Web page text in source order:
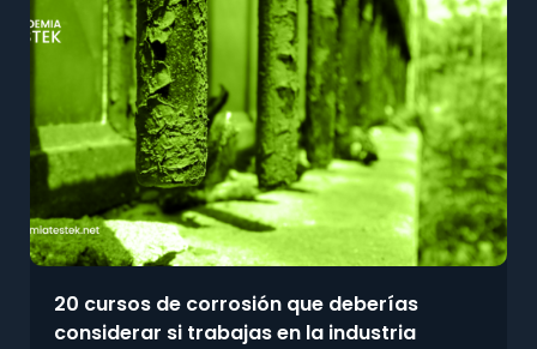
20 cursos de corrosión que deberías
considerar si trabajas en la industria